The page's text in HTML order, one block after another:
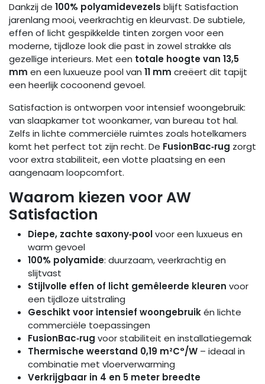
Dankzij de 100% polyamidevezels blijft Satisfaction
jarenlang mooi, veerkrachtig en kleurvast. De subtiele,
effen of licht gespikkelde tinten zorgen voor een
moderne, tijdloze look die past in zowel strakke als
gezellige interieurs. Met een totale hoogte van 13,5
mm en een luxueuze pool van 11 mm creëert dit tapijt
een heerlijk cocoonend gevoel.
Satisfaction is ontworpen voor intensief woongebruik:
van slaapkamer tot woonkamer, van bureau tot hal.
Zelfs in lichte commerciële ruimtes zoals hotelkamers
komt het perfect tot zijn recht. De FusionBac‑rug zorgt
voor extra stabiliteit, een vlotte plaatsing en een
aangenaam loopcomfort.
Waarom kiezen voor AW
Satisfaction
Diepe, zachte saxony‑poolvoor een luxueus en
warm gevoel
100% polyamide: duurzaam, veerkrachtig en
slijtvast
Stijlvolle effen of licht gemêleerde kleuren voor
een tijdloze uitstraling
Geschikt voor intensief woongebruikén lichte
commerciële toepassingen
FusionBac‑rug voor stabiliteit en installatiegemak
Thermische weerstand 0,19 m²C°/W – ideaal in
combinatie met vloerverwarming
Verkrijgbaar in 4 en 5 meter breedte